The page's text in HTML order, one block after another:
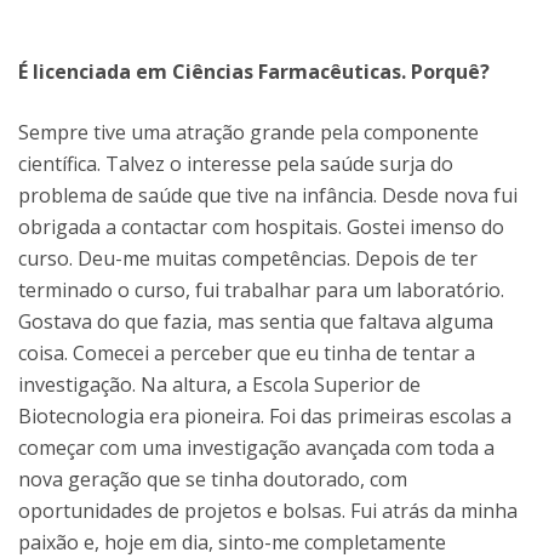
É licenciada em Ciências Farmacêuticas. Porquê?
Sempre tive uma atração grande pela componente
científica. Talvez o interesse pela saúde surja do
problema de saúde que tive na infância. Desde nova fui
obrigada a contactar com hospitais. Gostei imenso do
curso. Deu-me muitas competências. Depois de ter
terminado o curso, fui trabalhar para um laboratório.
Gostava do que fazia, mas sentia que faltava alguma
coisa. Comecei a perceber que eu tinha de tentar a
investigação. Na altura, a Escola Superior de
Biotecnologia era pioneira. Foi das primeiras escolas a
começar com uma investigação avançada com toda a
nova geração que se tinha doutorado, com
oportunidades de projetos e bolsas. Fui atrás da minha
paixão e, hoje em dia, sinto-me completamente